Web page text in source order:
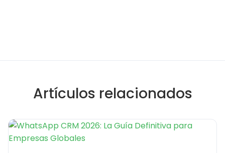
Artículos relacionados